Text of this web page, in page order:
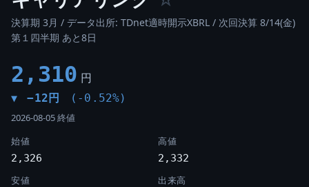
決算期 3月 / データ出所: TDnet適時開示XBRL / 次回決算 8/14(金)
第１四半期 あと8日
2,310 円
▼ −12円 (-0.52%)
2026-08-05 終値
始値
2,326
高値
2,332
安値
出来高